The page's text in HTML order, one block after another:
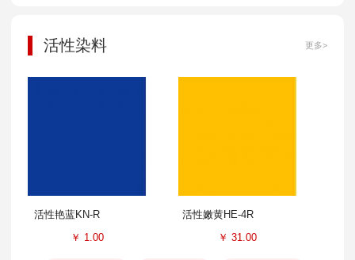
活性染料 更多>
活性艳蓝KN-R
￥ 1.00
活性嫩黄HE-4R
￥ 31.00